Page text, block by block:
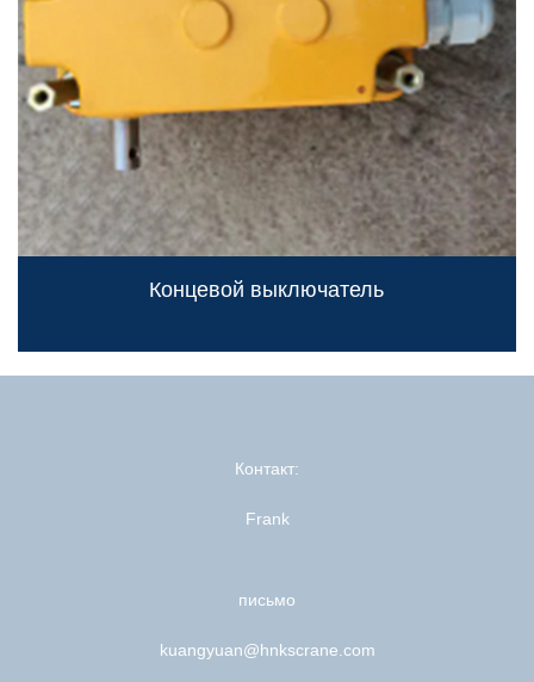
Концевой выключатель
Контакт:
Frank
письмо
kuangyuan@hnkscrane.com